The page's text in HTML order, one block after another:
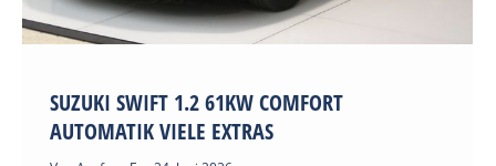
SUZUKI SWIFT 1.2 61KW COMFORT
AUTOMATIK VIELE EXTRAS